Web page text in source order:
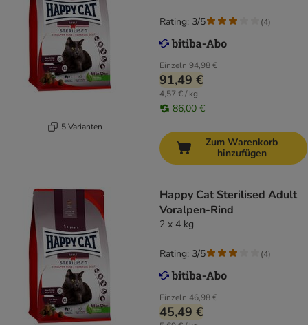
5 Varianten
Einzeln 94,98 €
91,49 €
4,57 € / kg
86,00 €
Rating: 3/5 (4)
Zum Warenkorb
hinzufügen
Happy Cat Sterilised Adult
Voralpen-Rind
2 x 4 kg
Einzeln 46,98 €
45,49 €
Rating: 3/5 (4)